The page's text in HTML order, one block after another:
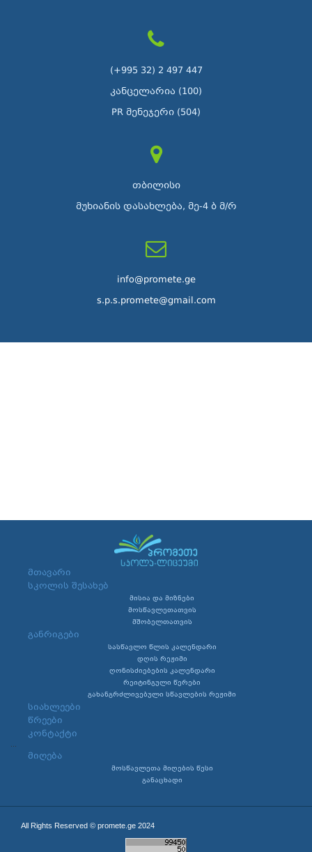
(+995 32) 2 497 447
კანცელარია (100)
PR მენეჯერი (504)
თბილისი
მუხიანის დასახლება, მე-4 ბ მ/რ
info@promete.ge
s.p.s.promete@gmail.com
მთავარი
სკოლის შესახებ
მისია და მიზნები
მოსწავლეთათვის
მშობელთათვის
განრიგები
სასწავლო წლის კალენდარი
დღის რეჟიმი
ღონისძიებების კალენდარი
რეიტინგული წერები
გახანგრძლივებული სწავლების რეჟიმი
სიახლეები
წრეები
კონტაქტი
...
მიღება
მოსწავლეთა მიღების წესი
განაცხადი
All Rights Reserved © promete.ge 2024